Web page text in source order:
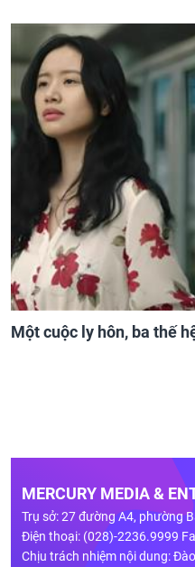
Một cuộc ly hôn, ba thế
MERCURY MEDIA &
Trụ sở: 27 đường A4, phường
Điện thoại: (028)-2236.9999
Chịu trách nhiệm nội dung: